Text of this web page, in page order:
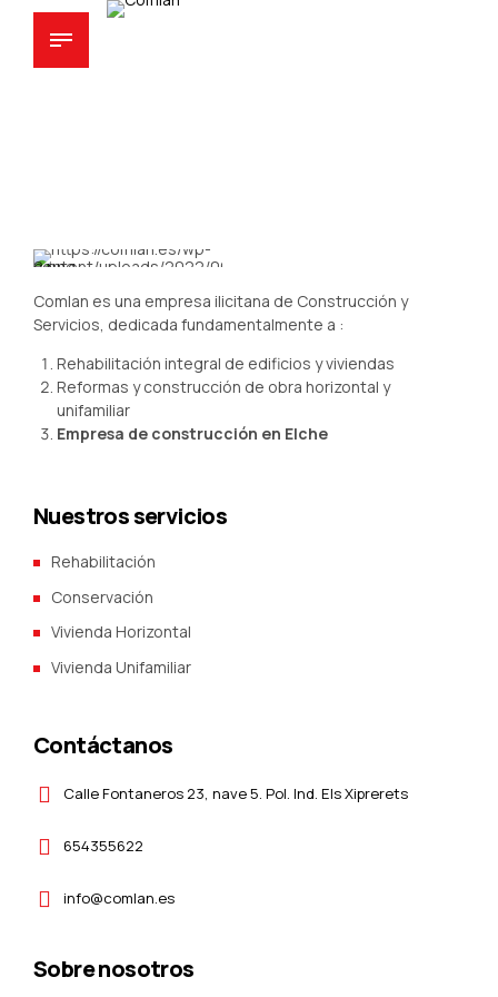
Comlan es una empresa ilicitana de Construcción y
Servicios, dedicada fundamentalmente a :
Rehabilitación integral de edificios y viviendas
Reformas y construcción de obra horizontal y
unifamiliar
Empresa de construcción en Elche
Nuestros servicios
Rehabilitación
Conservación
Vivienda Horizontal
Vivienda Unifamiliar
Contáctanos
Calle Fontaneros 23, nave 5. Pol. Ind. Els Xiprerets
654355622
info@comlan.es
Sobre nosotros